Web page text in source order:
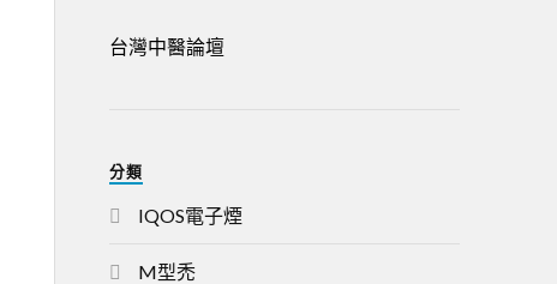
台灣中醫論壇
分類
IQOS電子煙
M型禿